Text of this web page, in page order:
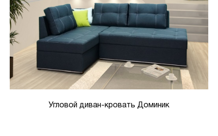
Угловой диван-кровать Доминик